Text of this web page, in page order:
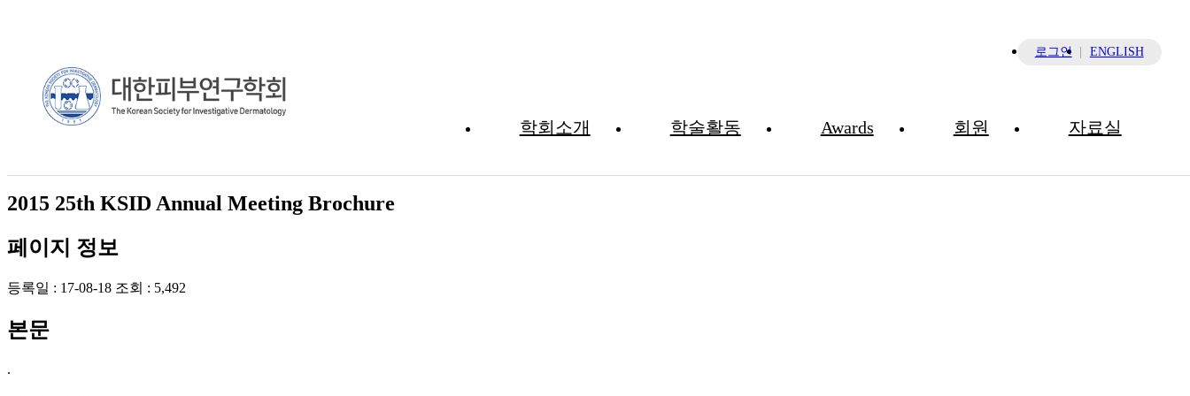
ENGLISH
로그인
학회소개 학술활동 Awards 회원 자료실
2015 25th KSID Annual Meeting Brochure
페이지 정보
등록일 : 17-08-18 조회 : 5,492
본문
.